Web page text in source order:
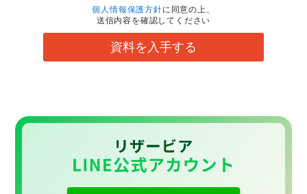
個人情報保護方針に同意の上、
送信内容を確認してください
資料を入手する